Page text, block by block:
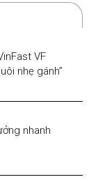
VF
nhẹ gánh”
nhanh